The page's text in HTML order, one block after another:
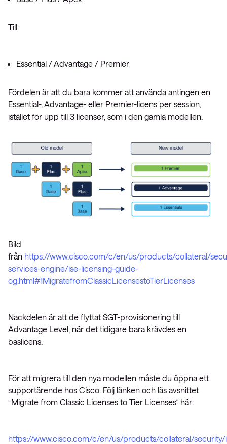
Till:
Essential / Advantage / Premier
Fördelen är att du bara kommer att använda antingen en
Essential-, Advantage- eller Premier-licens per session,
istället för upp till 3 licenser, som i den gamla modellen.
Bild
från https://www.cisco.com/c/en/us/products/collateral/
services-engine/ise-licensing-guide-
og.html#1MigratefromClassicLicensestoTierLicenses
Nackdelen är att de flyttat SGT-provisionering till
Advantage Level, när det tidigare bara krävdes en
baslicens.
För att migrera till den nya modellen måste du öppna ett
supportärende hos Cisco. Följ länken och läs avsnittet
“Migrate from Classic Licenses to Tier Licenses” här:
https://www.cisco.com/c/en/us/products/collateral/